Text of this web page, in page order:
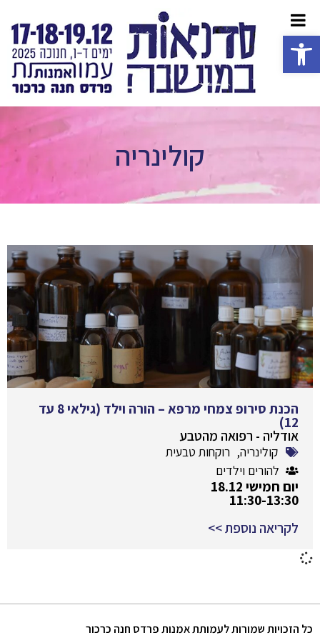
פתח סרגל נגישות
קולינריה
הכנת סירופ צמחי מרפא – הורה וילד (גילאי 8 עד
12)
אודליה - רפואה מהטבע
קולינריה, רוקחות טבעית
להורים וילדים
יום חמישי 18.12
11:30-13:30
לקריאה נוספת >>
כל הזכויות שמורות לעמותת אמנות פרדס חנה כרכור